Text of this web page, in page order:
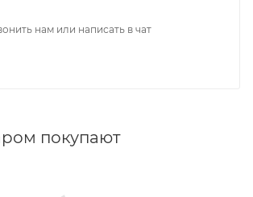
нам или написать в чат
покупают